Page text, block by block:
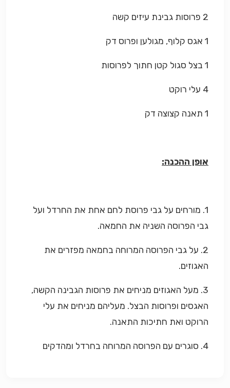
2 פרוסות גבינת עיזים קשה
1 אגס קלוף, מגולען ופרוס דק
1 בצל סגול קטן חתוך לפרוסות
4 עלי רוקט
1 תאנה קצוצה דק
אופן ההכנה:
1. מורחים על גבי פרוסת לחם אחת את החרדל ועל
גבי הפרוסה השניה את החמאה.
2. על גבי הפרוסה המרוחה בחמאה מפזרים את
האגוזים.
3. מעל האגוזים מניחים את פרוסות הגבינה הקשה,
האגסים ופרוסות הבצל. מעליהם מניחים את עלי
הרוקט ואת חתיכות התאנה.
4. סוגרים עם הפרוסה המרוחה בחרדל ומהדקים